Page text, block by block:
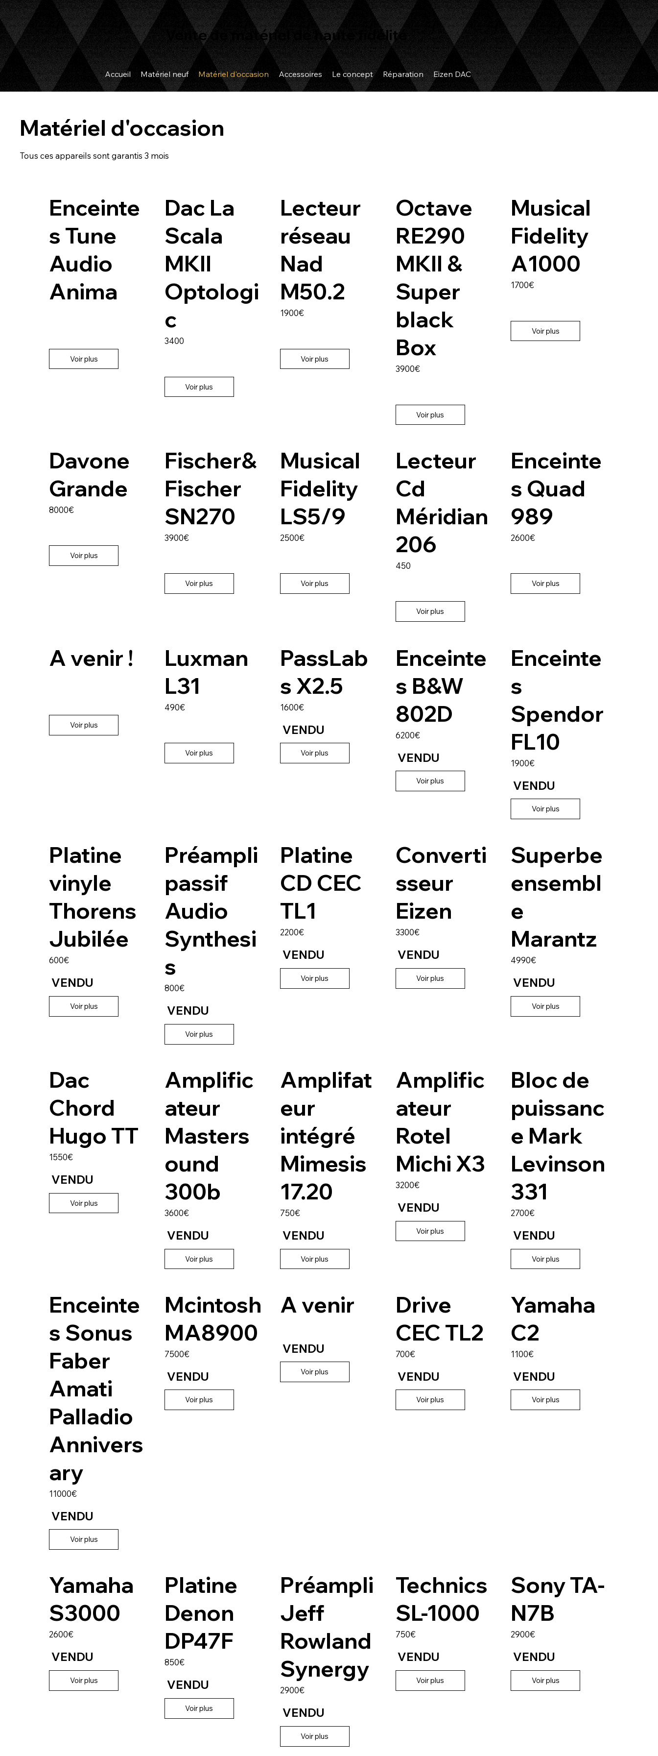
Accueil Matériel neuf Matériel d'occasion Accessoires Le concept Réparation Eizen DAC
Vente de matériel de haute fidélité
Matériel d'occasion
Tous ces appareils sont garantis 3 mois
Enceinte
s Tune
Audio
Anima
Voir plus
Dac La
Scala
MKII
Optologi
c
3400
Voir plus
Lecteur
réseau
Nad
M50.2
1900€
Voir plus
Octave
RE290
MKII &
Super
black
Box
3900€
Voir plus
Musical
Fidelity
A1000
1700€
Voir plus
Davone
Grande
8000€
Voir plus
Fischer&
Fischer
SN270
3900€
Voir plus
Musical
Fidelity
LS5/9
2500€
Voir plus
Lecteur
Cd
Méridian
206
450
Voir plus
Enceinte
s Quad
989
2600€
Voir plus
A venir !
Voir plus
Luxman
L31
490€
Voir plus
PassLab
s X2.5
1600€
VENDU
Voir plus
Enceinte
s B&W
802D
6200€
VENDU
Voir plus
Enceinte
s
Spendor
FL10
1900€
VENDU
Voir plus
Platine
vinyle
Thorens
Jubilée
600€
VENDU
Voir plus
Préampli
passif
Audio
Synthesi
s
800€
VENDU
Voir plus
Platine
CD CEC
TL1
2200€
VENDU
Voir plus
Converti
sseur
Eizen
3300€
VENDU
Voir plus
Superbe
ensembl
e
Marantz
4990€
VENDU
Voir plus
Dac
Chord
Hugo TT
1550€
VENDU
Voir plus
Amplific
ateur
Masters
ound
300b
3600€
VENDU
Voir plus
Amplifat
eur
intégré
Mimesis
17.20
750€
VENDU
Voir plus
Amplific
ateur
Rotel
Michi X3
3200€
VENDU
Voir plus
Bloc de
puissanc
e Mark
Levinson
331
2700€
VENDU
Voir plus
Enceinte
s Sonus
Faber
Amati
Palladio
Annivers
ary
11000€
VENDU
Voir plus
Mcintosh
MA8900
7500€
VENDU
Voir plus
A venir
VENDU
Voir plus
Drive
CEC TL2
700€
VENDU
Voir plus
Yamaha
C2
1100€
VENDU
Voir plus
Yamaha
S3000
2600€
VENDU
Voir plus
Platine
Denon
DP47F
850€
VENDU
Voir plus
Préampli
Jeff
Rowland
Synergy
2900€
VENDU
Voir plus
Technics
SL-1000
750€
VENDU
Voir plus
Sony TA-
N7B
2900€
VENDU
Voir plus